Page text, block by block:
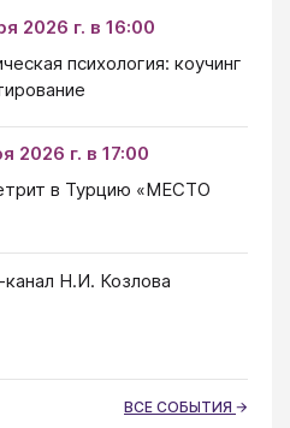
2026 г. в 16:00
психология: коучинг
2026 г. в 17:00
в Турцию «МЕСТО
Н.И. Козлова
ВСЕ СОБЫТИЯ